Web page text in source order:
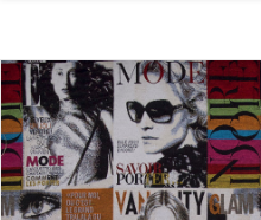
Markten